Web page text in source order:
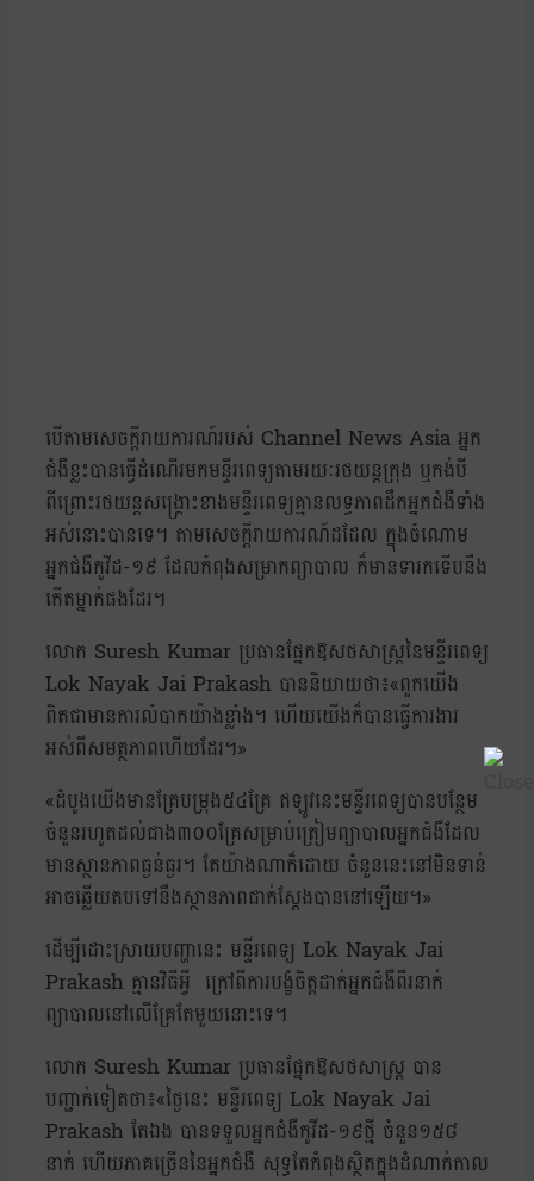
បើតាមសេចក្ដីរាយការណ៍របស់ Channel News Asia អ្នក
ជំងឺខ្លះបានធ្វើដំណើរមកមន្ទីរពេទ្យតាមរយៈរថយន្តក្រុង ឬកង់បី
ពីព្រោះរថយន្តសង្គ្រោះខាងមន្ទីរពេទ្យគ្មានលទ្ធភាពដឹកអ្នកជំងឺទាំង
អស់នោះបានទេ។ តាមសេចក្ដីរាយការណ៍ដដែល ក្នុងចំណោម
អ្នកជំងឺកូវីដ-១៩ ដែលកំពុងសម្រាកព្យាបាល ក៏មានទារកទើបនឹង
កើតម្នាក់ផងដែរ។
លោក Suresh Kumar ប្រធានផ្នែកឱសថសាស្រ្តនៃមន្ទីរពេទ្យ
Lok Nayak Jai Prakash បាននិយាយថា៖«ពួកយើង
ពិតជាមានការលំបាកយ៉ាងខ្លាំង។ ហើយយើងក៏បានធ្វើការងារ
អស់ពីសមត្ថភាពហើយដែរ។»
«ដំបូងយើងមានគ្រែបម្រុង៥៤គ្រែ ឥឡូវនេះមន្ទីរពេទ្យបានបន្ថែម
ចំនួនរហូតដល់ជាង៣០០គ្រែសម្រាប់ត្រៀមព្យាបាលអ្នកជំងឺដែល
មានស្ថានភាពធ្ងន់ធ្ងរ។ តែយ៉ាងណាក៏ដោយ ចំនួននេះនៅមិនទាន់
អាចឆ្លើយតបទៅនឹងស្ថានភាពជាក់ស្ដែងបាននៅឡើយ។»
ដើម្បីដោះស្រាយបញ្ហានេះ មន្ទីរពេទ្យ Lok Nayak Jai
Prakash គ្មានវិធីអ្វី ក្រៅពីការបង្ខំចិត្តដាក់អ្នកជំងឺពីរនាក់
ព្យាបាលនៅលើគ្រែតែមួយនោះទេ។
លោក Suresh Kumar ប្រធានផ្នែកឱសថសាស្រ្ត បាន
បញ្ជាក់ទៀតថា៖«ថ្ងៃនេះ មន្ទីរពេទ្យ Lok Nayak Jai
Prakash តែឯង បានទទួលអ្នកជំងឺកូវីដ-១៩ថ្មី ចំនួន១៥៨
នាក់ ហើយភាគច្រើននៃអ្នកជំងឺ សុទ្ធតែកំពុងស្ថិតក្នុងដំណាក់កាល